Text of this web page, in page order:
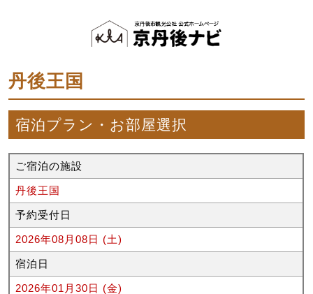
丹後王国
宿泊プラン・お部屋選択
ご宿泊の施設
丹後王国
予約受付日
2026年08月08日 (土)
宿泊日
2026年01月30日 (金)